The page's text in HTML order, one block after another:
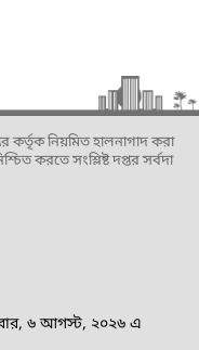
কর্তৃক নিয়মিত হালনাগাদ করা
করতে সংশ্লিষ্ট দপ্তর সর্বদা
৬ আগস্ট, ২০২৬ এ